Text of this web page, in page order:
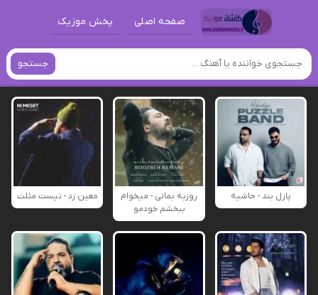
صفحه اصلی پخش موزیک
جستجو
پازل بند - حاشیه
روزبه بمانی - میخوام
ببخشم خودمو
معین زد - نیست مثلت